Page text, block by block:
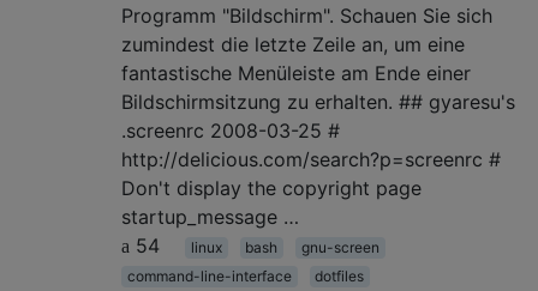
Programm "Bildschirm". Schauen Sie sich
zumindest die letzte Zeile an, um eine
fantastische Menüleiste am Ende einer
Bildschirmsitzung zu erhalten. ## gyaresu's
.screenrc 2008-03-25 #
http://delicious.com/search?p=screenrc #
Don't display the copyright page
startup_message …
54
linux bash
gnu-screen
command-line-interface
dotfiles